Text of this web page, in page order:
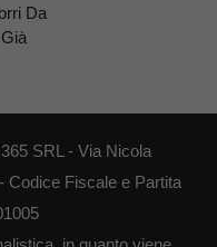
Da
SRL - Via Nicola
Codice Fiscale e Partita